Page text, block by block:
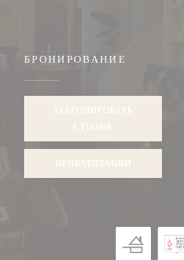
БРОНИРОВАНИЕ
ЗАБРОНИРОВАТЬ
СТОЛИК
ПРИВАТИЗАЦИИ